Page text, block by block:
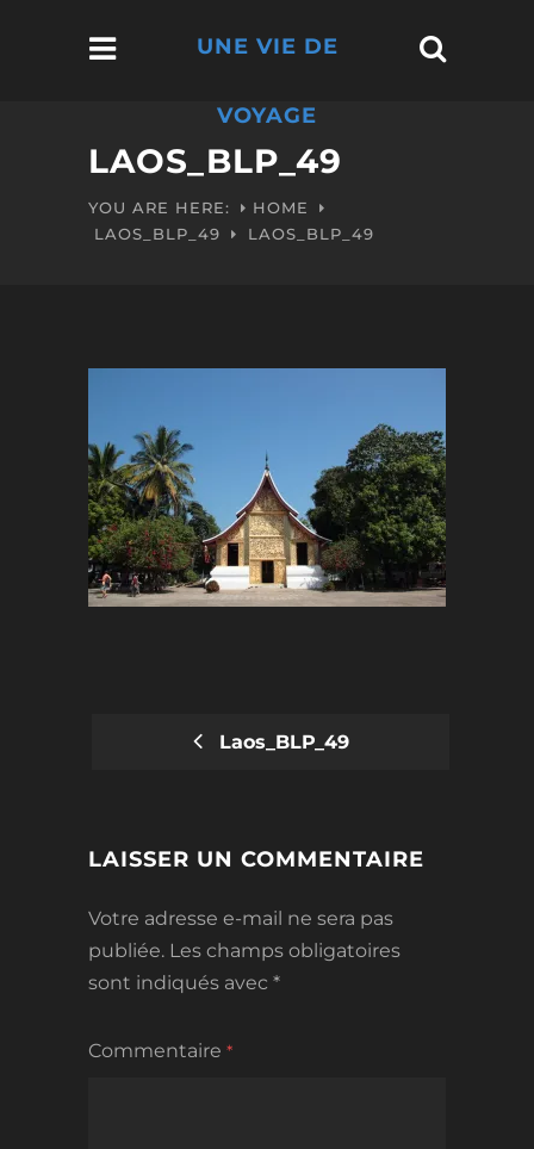
UNE VIE DE
VOYAGE
LAOS_BLP_49
YOU ARE HERE:
HOME
LAOS_BLP_49
LAOS_BLP_49
Laos_BLP_49
LAISSER UN COMMENTAIRE
Votre adresse e-mail ne sera pas
publiée. Les champs obligatoires
sont indiqués avec *
Commentaire *